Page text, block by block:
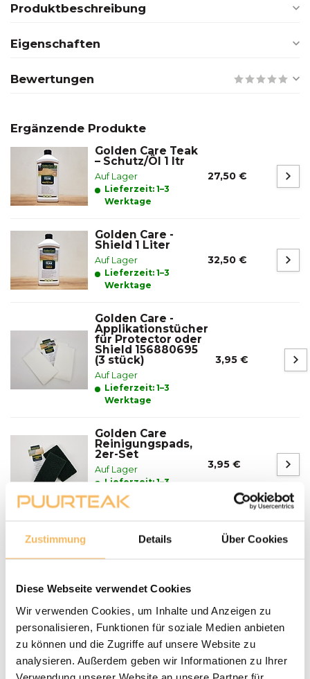
Zustimmung Details Über Cookies
Diese Webseite verwendet Cookies
Wir verwenden Cookies, um Inhalte und Anzeigen zu
personalisieren, Funktionen für soziale Medien anbieten
zu können und die Zugriffe auf unsere Website zu
analysieren. Außerdem geben wir Informationen zu Ihrer
Verwendung unserer Website an unsere Partner für
Produktbeschreibung
Eigenschaften
Bewertungen
Ergänzende Produkte
Golden Care Teak
– Schutz/Öl 1 ltr
Auf Lager
Lieferzeit: 1–3
Werktage
27,50 €
Golden Care -
Shield 1 Liter
Auf Lager
Lieferzeit: 1–3
Werktage
32,50 €
Golden Care -
Applikationstücher
für Protector oder
Shield 156880695
(3 stück)
Auf Lager
Lieferzeit: 1–3
Werktage
3,95 €
Golden Care
Reinigungspads,
2er-Set
Auf Lager
Lieferzeit: 1–3
Werktage
3,95 €
Fragen zu einem unserer Produkte?
Lieferung und Abholung
LIEFERN:
Puurteak.de hat einen eigenen Lieferservice und liefert die